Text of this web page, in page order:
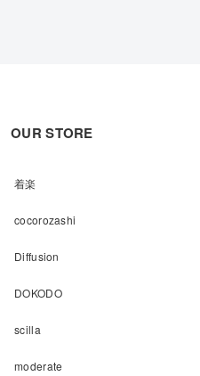
OUR STORE
着楽
cocorozashi
Diffusion
DOKODO
scilla
moderate